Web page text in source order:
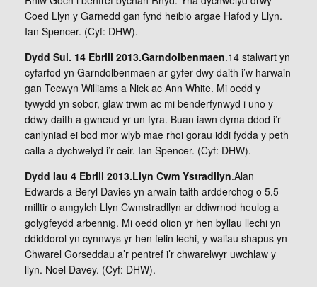
Coed Llyn y Garnedd gan fynd heibio argae Hafod y Llyn.
Ian Spencer. (Cyf: DHW).
Dydd Sul. 14 Ebrill 2013.Garndolbenmaen.14 stalwart yn
cyfarfod yn Garndolbenmaen ar gyfer dwy daith i’w harwain
gan Tecwyn Williams a Nick ac Ann White. Mi oedd y
tywydd yn sobor, glaw trwm ac mi benderfynwyd i uno y
ddwy daith a gwneud yr un fyra. Buan iawn dyma ddod i’r
canlyniad ei bod mor wlyb mae rhoi gorau iddi fydda y peth
calla a dychwelyd i’r ceir. Ian Spencer. (Cyf: DHW).
Dydd Iau 4 Ebrill 2013.Llyn Cwm Ystradllyn.Alan
Edwards a Beryl Davies yn arwain taith ardderchog o 5.5
milltir o amgylch Llyn Cwmstradllyn ar ddiwrnod heulog a
golygfeydd arbennig. Mi oedd olion yr hen byllau llechi yn
ddiddorol yn cynnwys yr hen felin lechi, y waliau shapus yn
Chwarel Gorseddau a’r pentref i’r chwarelwyr uwchlaw y
llyn. Noel Davey. (Cyf: DHW).